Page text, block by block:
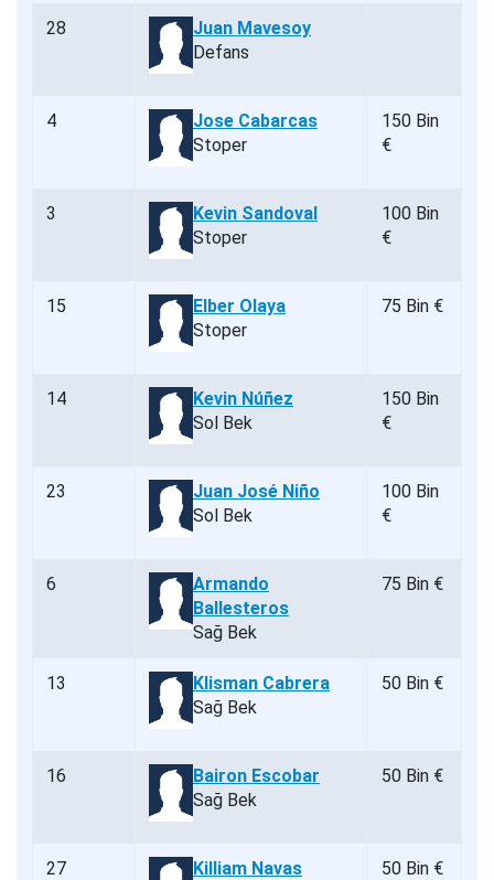
28
Juan Mavesoy
Defans
4
Jose Cabarcas
Stoper
150 Bin
€
3
Kevin Sandoval
Stoper
100 Bin
€
15
Elber Olaya
Stoper
75 Bin €
14
Kevin Núñez
Sol Bek
150 Bin
€
23
Juan José Niño
Sol Bek
100 Bin
€
6
Armando
Ballesteros
Sağ Bek
75 Bin €
13
Klisman Cabrera
Sağ Bek
50 Bin €
16
Bairon Escobar
Sağ Bek
50 Bin €
27
Killiam Navas
50 Bin €